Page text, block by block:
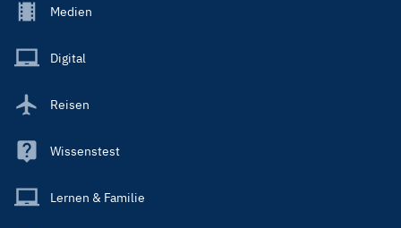
Footer
Main
Medien
Digital
Reisen
Wissenstest
Lernen & Familie